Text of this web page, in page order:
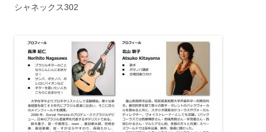
シャネックス302